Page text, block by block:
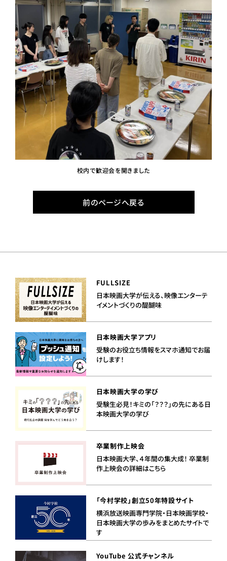
校内で歓迎会を開きました
前のページへ戻る
FULLSIZE
日本映画大学が伝える、映像エンターテ
イメントづくりの醍醐味
日本映画大学アプリ
受験のお役立ち情報をスマホ通知でお届
けします！
日本映画大学の学び
受験生必見！キミの「？？？」の先にある日
本映画大学の学び
卒業制作上映会
日本映画大学、４年間の集大成！ 卒業制
作上映会の詳細はこちら
「今村学校」創立50年特設サイト
横浜放送映画専門学院・日本映画学校・
日本映画大学の歩みをまとめたサイトで
す
YouTube 公式チャンネル